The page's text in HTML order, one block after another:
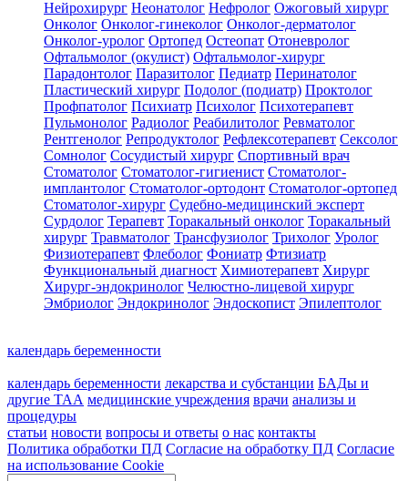
Нейрохирург Неонатолог Нефролог Ожоговый хирург
Онколог Онколог-гинеколог Онколог-дерматолог
Онколог-уролог Ортопед Остеопат Отоневролог
Офтальмолог (окулист) Офтальмолог-хирург
Парадонтолог Паразитолог Педиатр Перинатолог
Пластический хирург Подолог (подиатр) Проктолог
Профпатолог Психиатр Психолог Психотерапевт
Пульмонолог Радиолог Реабилитолог Ревматолог
Рентгенолог Репродуктолог Рефлексотерапевт Сексолог
Сомнолог Сосудистый хирург Спортивный врач
Стоматолог Стоматолог-гигиенист Стоматолог-
имплантолог Стоматолог-ортодонт Стоматолог-ортопед
Стоматолог-хирург Судебно-медицинский эксперт
Сурдолог Терапевт Торакальный онколог Торакальный
хирург Травматолог Трансфузиолог Трихолог Уролог
Физиотерапевт Флеболог Фониатр Фтизиатр
Функциональный диагност Химиотерапевт Хирург
Хирург-эндокринолог Челюстно-лицевой хирург
Эмбриолог Эндокринолог Эндоскопист Эпилептолог
календарь беременности
календарь беременности лекарства и субстанции БАДы и
другие ТАА медицинские учреждения врачи анализы и
процедуры
статьи новости вопросы и ответы о нас контакты
Политика обработки ПД Согласие на обработку ПД Согласие
на использование Cookie